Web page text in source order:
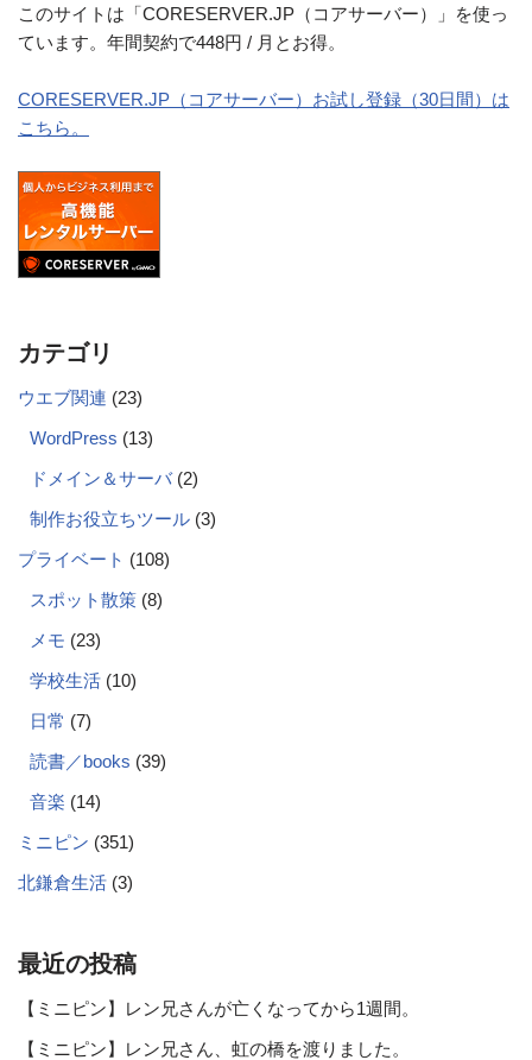
このサイトは「CORESERVER.JP（コアサーバー）」を使っ
ています。年間契約で448円 / 月とお得。
CORESERVER.JP（コアサーバー）お試し登録（30日間）は
こちら。
カテゴリ
ウエブ関連 (23)
WordPress (13)
ドメイン＆サーバ(2)
制作お役立ちツール (3)
プライベート (108)
スポット散策 (8)
メモ (23)
学校生活 (10)
日常 (7)
読書／books (39)
音楽 (14)
ミニピン (351)
北鎌倉生活 (3)
最近の投稿
【ミニピン】レン兄さんが亡くなってから1週間。
【ミニピン】レン兄さん、虹の橋を渡りました。